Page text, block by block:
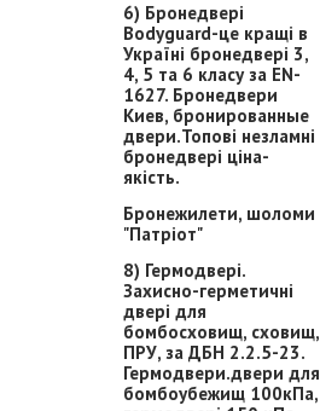
6) Бронедвері
Bodyguard-це кращі в
Україні бронедвері 3,
4, 5 та 6 класу за EN-
1627. Бронедвери
Киев, бронированные
двери.Топові незламні
бронедвері ціна-
якість.
Бронежилети, шоломи
"Патріот"
8) Гермодвері.
Захисно-герметичні
двері для
бомбосховищ, сховищ,
ПРУ, за ДБН 2.2.5-23.
Гермодвери.двери для
бомбоубежищ 100кПа,